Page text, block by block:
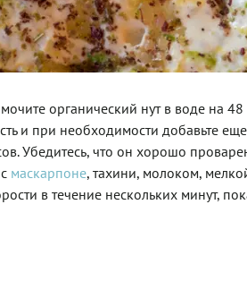
органический нут в воде на 48
и при необходимости добавьте
Убедитесь, что он хорошо
маскарпоне, тахини, молоком,
в течение нескольких минут,